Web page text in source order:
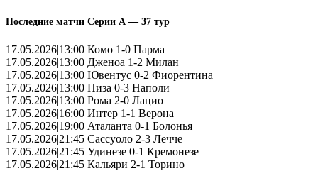
Последние матчи Серии А — 37 тур
17.05.2026|13:00 Комо 1-0 Парма
17.05.2026|13:00 Дженоа 1-2 Милан
17.05.2026|13:00 Ювентус 0-2 Фиорентина
17.05.2026|13:00 Пиза 0-3 Наполи
17.05.2026|13:00 Рома 2-0 Лацио
17.05.2026|16:00 Интер 1-1 Верона
17.05.2026|19:00 Аталанта 0-1 Болонья
17.05.2026|21:45 Сассуоло 2-3 Лечче
17.05.2026|21:45 Удинезе 0-1 Кремонезе
17.05.2026|21:45 Кальяри 2-1 Торино